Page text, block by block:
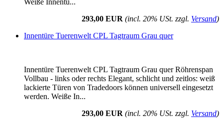
Weiße Innentü...
293,00 EUR (incl. 20% USt. zzgl. Versand)
Innentüre Tuerenwelt CPL Tagtraum Grau quer
Innentüre Tuerenwelt CPL Tagtraum Grau quer Röhrenspan
Vollbau - links oder rechts Elegant, schlicht und zeitlos: weiß
lackierte Türen von Tradedoors können universell eingesetzt
werden. Weiße In...
293,00 EUR (incl. 20% USt. zzgl. Versand)